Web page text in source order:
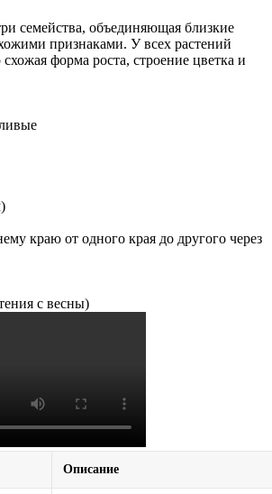
семейства, объединяющая близкие
признаками. У всех растений
форма роста, строение цветка и
краю от одного края до другого через
с весны)
Описание